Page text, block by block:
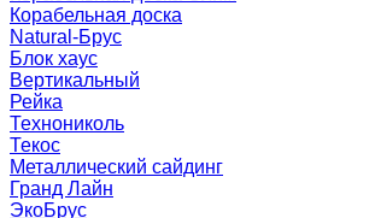
Корабельная доска
Natural-Брус
Блок хаус
Вертикальный
Рейка
Технониколь
Текос
Металлический сайдинг
Гранд Лайн
ЭкоБрус